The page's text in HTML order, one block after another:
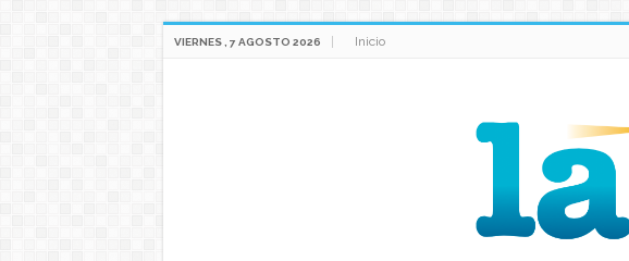
VIERNES , 7 AGOSTO 2026 Inicio